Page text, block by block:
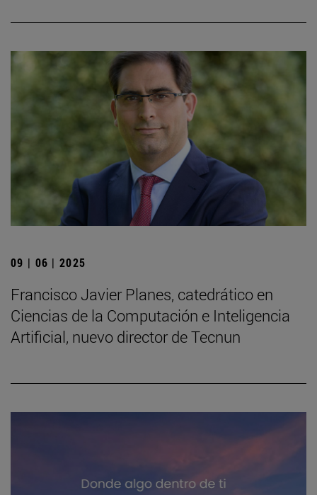
09 | 06 | 2025
Francisco Javier Planes, catedrático en
Ciencias de la Computación e Inteligencia
Artificial, nuevo director de Tecnun